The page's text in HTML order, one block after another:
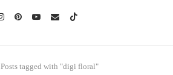
Posts tagged with "digi floral"